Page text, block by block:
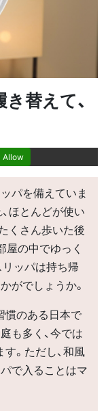
替えて、
Allow
パを備えていま
ほとんどが使い
くさん歩いた後
屋の中でゆっく
ッパは持ち帰
がでしょうか。
慣のある日本で
も多く、今では
。ただし、和風
で入ることはマ